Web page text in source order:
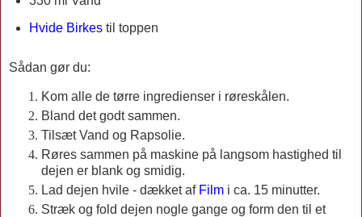
Hvide Birkestil toppen
Sådan gør du:
Kom alle de tørre ingredienser i røreskålen.
Bland det godt sammen.
Tilsæt Vand og Rapsolie.
Røres sammen på maskine på langsom hastighed til
dejen er blank og smidig.
Lad dejen hvile - dækket af Film i ca. 15 minutter.
Stræk og fold dejen nogle gange og form den til et